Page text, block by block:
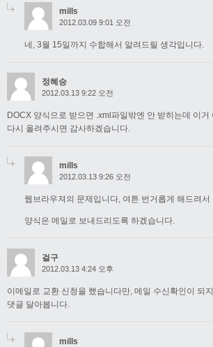
mills
2012.03.09 9:01 오전
네, 3월 15일까지 수합해서 알려드릴 생각입니다.
정혜승
2012.03.13 9:22 오전
DOCX 양식으로 받으면 .xml파일밖엔 안 받히는데 이
다시 올려주시면 감사하겠습니다.
mills
2012.03.13 9:26 오전
웹브라우져의 문제입니다, 여튼 번거롭게 해드려서
양식은 메일로 보내드리도록 하겠습니다.
걸구
2012.03.13 4:24 오후
이메일로 교환 신청을 했습니다만, 메일 수신확인이 되
댓글 달아봅니다.
mills